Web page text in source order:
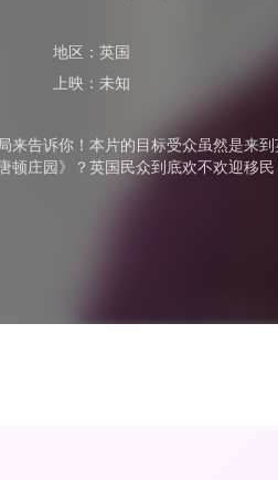
地区：英国
上映： 未知
来告诉你！本片的目标受众虽然是来
顿庄园》？英国民众到底欢不欢迎移